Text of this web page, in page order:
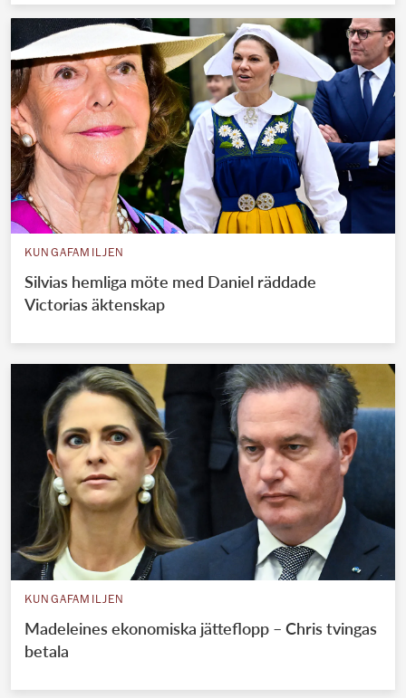
KUNGAFAMILJEN
Silvias hemliga möte med Daniel räddade
Victorias äktenskap
KUNGAFAMILJEN
Madeleines ekonomiska jätteflopp – Chris tvingas
betala